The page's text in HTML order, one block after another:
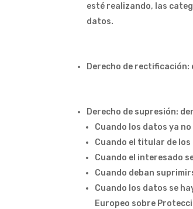
esté realizando, las
datos.
Derecho de
Derecho de supresión:
Cuando los datos ya
Cuando el titular de
Cuando el interesado
Cuando deban
Cuando los datos se
Europeo sobre